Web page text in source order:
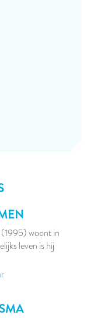
woont in
leven is hij